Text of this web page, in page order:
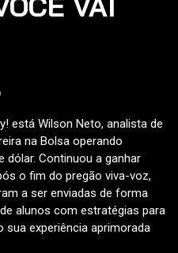
está Wilson Neto, analista de
na Bolsa operando
Continuou a ganhar
o fim do pregão viva-voz,
a ser enviadas de forma
alunos com estratégias para
sua experiência aprimorada